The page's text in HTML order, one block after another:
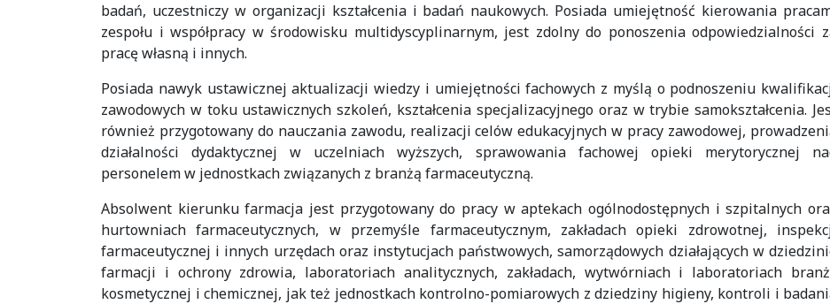
badań, uczestniczy w organizacji kształcenia i badań naukowych. Posiada umiejętność kierowania
zespołu i współpracy w środowisku multidyscyplinarnym, jest zdolny do ponoszenia odpowiedzialności
pracę własną i innych.
Posiada nawyk ustawicznej aktualizacji wiedzy i umiejętności fachowych z myślą o podnoszeniu
zawodowych w toku ustawicznych szkoleń, kształcenia specjalizacyjnego oraz w trybie samokształcenia.
również przygotowany do nauczania zawodu, realizacji celów edukacyjnych w pracy zawodowej,
działalności dydaktycznej w uczelniach wyższych, sprawowania fachowej opieki merytorycznej
personelem w jednostkach związanych z branżą farmaceutyczną.
Absolwent kierunku farmacja jest przygotowany do pracy w aptekach ogólnodostępnych i szpitalnych
hurtowniach farmaceutycznych, w przemyśle farmaceutycznym, zakładach opieki zdrowotnej,
farmaceutycznej i innych urzędach oraz instytucjach państwowych, samorządowych działających w
farmacji i ochrony zdrowia, laboratoriach analitycznych, zakładach, wytwórniach i laboratoriach
kosmetycznej i chemicznej, jak też jednostkach kontrolno-pomiarowych z dziedziny higieny, kontroli i